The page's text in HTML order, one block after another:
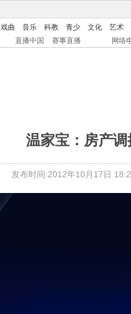
戏曲 音乐 科教 青少 文化
艺术
直播中国 赛事直播 网络
温家宝：房产
发布时间:2012年10月17日